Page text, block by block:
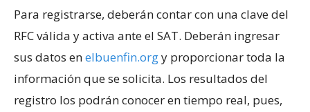
Para registrarse, deberán contar con una clave del
RFC válida y activa ante el SAT. Deberán ingresar
sus datos enelbuenfin.orgy proporcionar toda la
información que se solicita. Los resultados del
registro los podrán conocer en tiempo real, pues,